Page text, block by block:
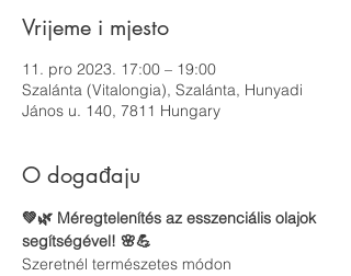
Vrijeme i mjesto
11. pro 2023. 17:00 – 19:00
Szalánta (Vitalongia), Szalánta, Hunyadi
János u. 140, 7811 Hungary
O događaju
💚🌿 Méregtelenítés az esszenciális olajok
segítségével! 🌸💪
Szeretnél természetes módon